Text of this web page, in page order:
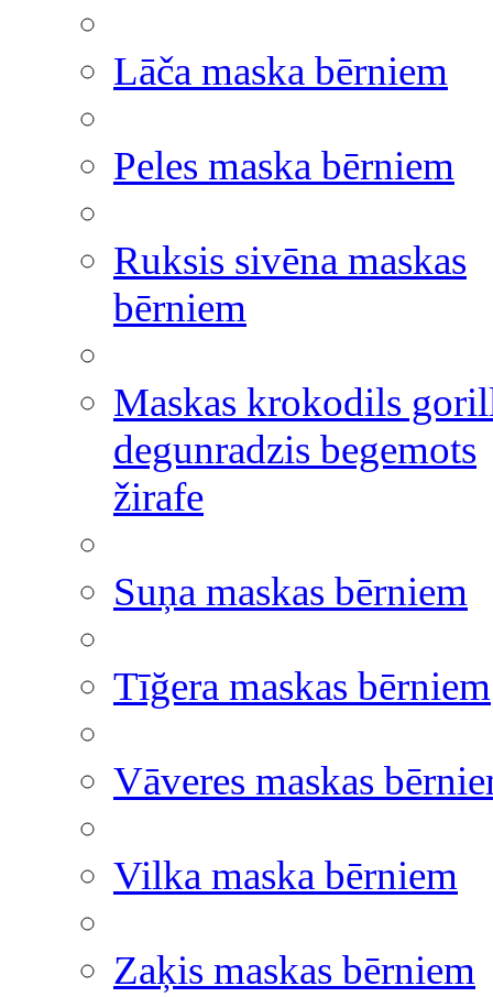
Lāča maska bērniem
Peles maska bērniem
Ruksis sivēna maskas
bērniem
Maskas krokodils
degunradzis begemots
žirafe
Suņa maskas bērniem
Tīğera maskas bērniem
Vāveres maskas
Vilka maska bērniem
Zaķis maskas bērniem